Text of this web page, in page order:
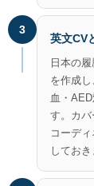
3
英文CV
日本の
を作成
血・
す。カバ
コーデ
しておき